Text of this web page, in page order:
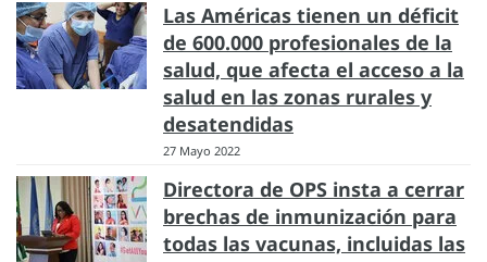
Las Américas tienen un déficit
de 600.000 profesionales de la
salud, que afecta el acceso a la
salud en las zonas rurales y
desatendidas
27 Mayo 2022
Directora de OPS insta a cerrar
brechas de inmunización para
todas las vacunas, incluidas las